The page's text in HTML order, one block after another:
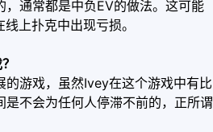
，通常都是中负EV的做法。这可能
上扑克中出现亏损。
的游戏，虽然Ivey在这个游戏中有比
不会为任何人停滞不前的，正所谓